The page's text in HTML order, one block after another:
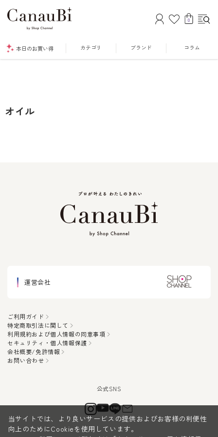
0
本日のお買い得 カテゴリ ブランド コラム
オイル
運営会社
ご利用ガイド
特定商取引法に関して
利用規約および個人情報の同意事項
セキュリティ・個人情報保護
会社概要/免許情報
お問い合わせ
当サイトでは、より良いサービスの提供およびお客様の利便性
向上のためにCookieを使用しています。